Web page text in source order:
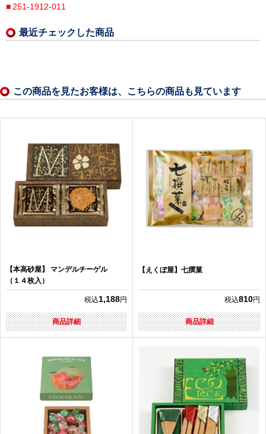
251-1912-011
最近チェックした商品
この商品を見たお客様は、こちらの商品も見ています
【本高砂屋】 マンデルチーゲル
（１４枚入）
税込1,188円
商品詳細
【えくぼ屋】七撰菓
税込810円
商品詳細